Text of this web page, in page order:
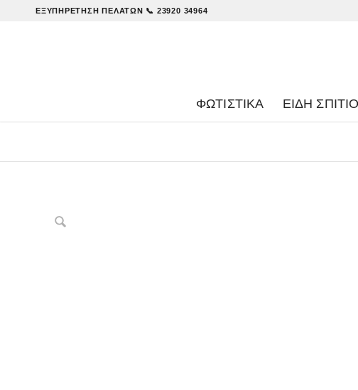
ΕΞΥΠΗΡΈΤΗΣΗ ΠΕΛΑΤΏΝ 📞 23920 34964
ΦΩΤΙΣΤΙΚΑ ΕΊΔΗ